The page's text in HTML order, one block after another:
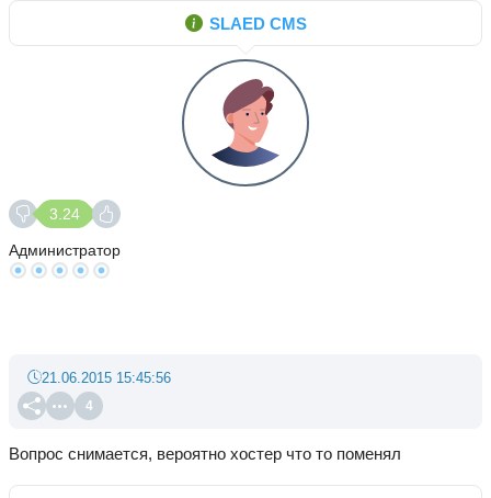
SLAED CMS
3.24
Администратор
4
21.06.2015 15:45:56
Вопрос снимается, вероятно хостер что то поменял